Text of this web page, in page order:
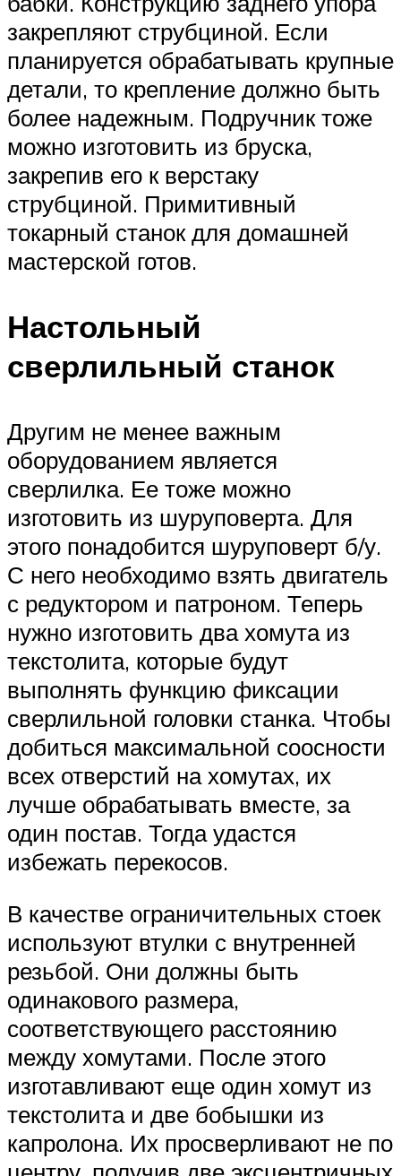
закрепляют струбциной. Если
планируется обрабатывать крупные
детали, то крепление должно быть
более надежным. Подручник тоже
можно изготовить из бруска,
закрепив его к верстаку
струбциной. Примитивный
токарный станок для домашней
мастерской готов.
Настольный
сверлильный станок
Другим не менее важным
оборудованием является
сверлилка. Ее тоже можно
изготовить из шуруповерта. Для
этого понадобится шуруповерт б/у.
С него необходимо взять двигатель
с редуктором и патроном. Теперь
нужно изготовить два хомута из
текстолита, которые будут
выполнять функцию фиксации
сверлильной головки станка. Чтобы
добиться максимальной соосности
всех отверстий на хомутах, их
лучше обрабатывать вместе, за
один постав. Тогда удастся
избежать перекосов.
В качестве ограничительных стоек
используют втулки с внутренней
резьбой. Они должны быть
одинакового размера,
соответствующего расстоянию
между хомутами. После этого
изготавливают еще один хомут из
текстолита и две бобышки из
капролона. Их просверливают не по